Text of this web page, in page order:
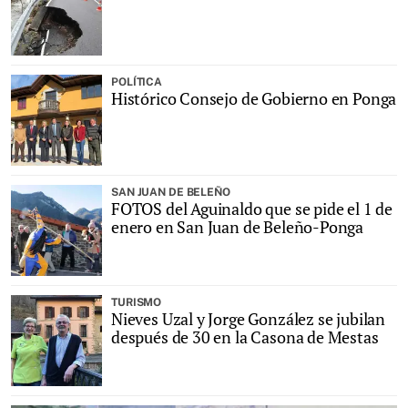
POLÍTICA
Histórico Consejo de Gobierno en Ponga
SAN JUAN DE BELEÑO
FOTOS del Aguinaldo que se pide el 1 de
enero en San Juan de Beleño-Ponga
TURISMO
Nieves Uzal y Jorge González se jubilan
después de 30 en la Casona de Mestas